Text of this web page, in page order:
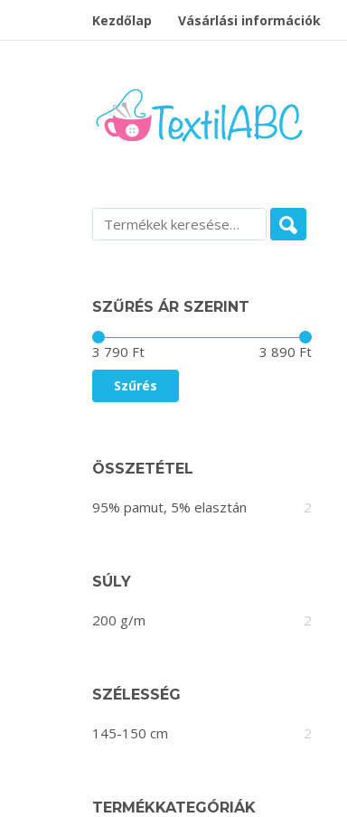
Kezdőlap Vásárlási információk
SZŰRÉS ÁR SZERINT
Szűrés
Ár:
3 790 Ft 3 890 Ft
ÖSSZETÉTEL
95% pamut, 5% elasztán 2
SÚLY
200 g/m 2
SZÉLESSÉG
145-150 cm 2
TERMÉKKATEGÓRIÁK